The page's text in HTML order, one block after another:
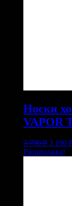
Носки
VAPOR
3 790Р 3 190
Распродажа!